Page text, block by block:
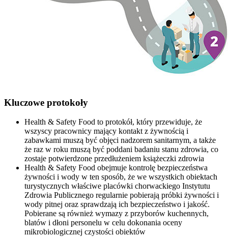
Kluczowe protokoły
Health & Safety Food to protokół, który przewiduje, że
wszyscy pracownicy mający kontakt z żywnością i
zabawkami muszą być objęci nadzorem sanitarnym, a także
że raz w roku muszą być poddani badaniu stanu zdrowia, co
zostaje potwierdzone przedłużeniem książeczki zdrowia
Health & Safety Food obejmuje kontrolę bezpieczeństwa
żywności i wody w ten sposób, że we wszystkich obiektach
turystycznych właściwe placówki chorwackiego Instytutu
Zdrowia Publicznego regularnie pobierają próbki żywności i
wody pitnej oraz sprawdzają ich bezpieczeństwo i jakość.
Pobierane są również wymazy z przyborów kuchennych,
blatów i dłoni personelu w celu dokonania oceny
mikrobiologicznej czystości obiektów